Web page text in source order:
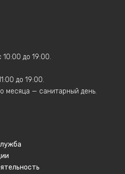
до 19:00.
до 19:00.
месяца — санитарный день.